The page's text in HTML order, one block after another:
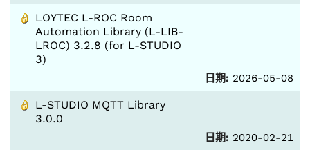
LOYTEC L-ROC Room
Automation Library (L-LIB-
LROC) 3.2.8 (for L-STUDIO
3)
日期: 2026-05-08
L-STUDIO MQTT Library
3.0.0
日期: 2020-02-21